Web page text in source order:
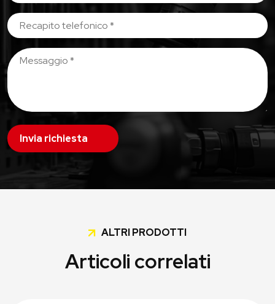
Invia richiesta
ALTRI PRODOTTI
Articoli correlati